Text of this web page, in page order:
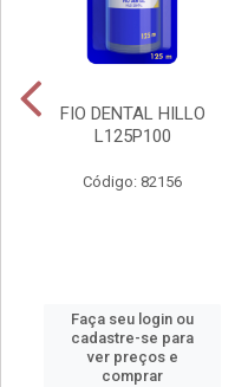
FIO DENTAL HILLO
L125P100
Código: 82156
Faça seu login ou
cadastre-se para
ver preços e
comprar